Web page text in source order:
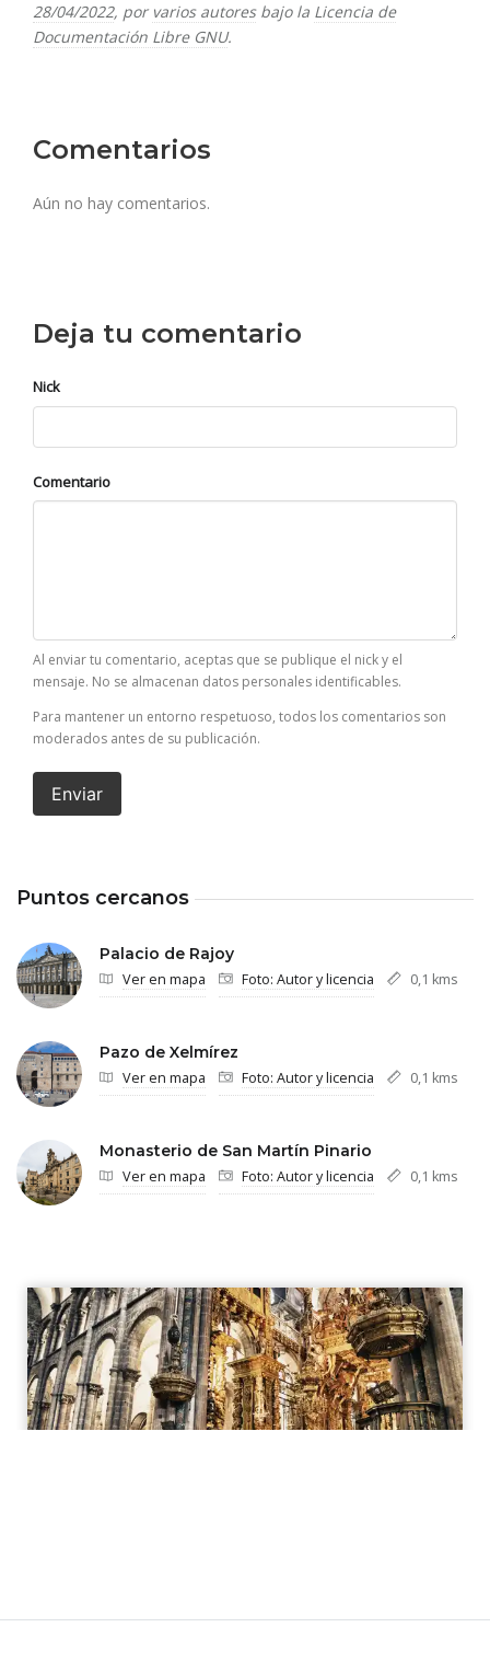
28/04/2022, por varios autoresbajo la Licencia de
Documentación Libre GNU.
Comentarios
Aún no hay comentarios.
Deja tu comentario
Nick
Comentario
Al enviar tu comentario, aceptas que se publique el nick y el
mensaje. No se almacenan datos personales identificables.
Para mantener un entorno respetuoso, todos los comentarios son
moderados antes de su publicación.
Enviar
Puntos cercanos
Palacio de Rajoy
Ver en mapa Foto: Autor y licencia 0,1 kms
Pazo de Xelmírez
Ver en mapa Foto: Autor y licencia 0,1 kms
Monasterio de San Martín Pinario
Ver en mapa Foto: Autor y licencia 0,1 kms